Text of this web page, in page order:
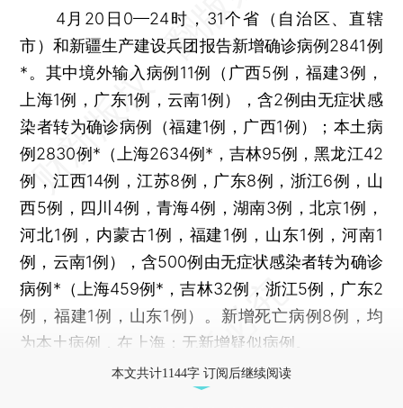
4月20日0—24时，31个省（自治区、直辖
市）和新疆生产建设兵团报告新增确诊病例2841例
*。其中境外输入病例11例（广西5例，福建3例，
上海1例，广东1例，云南1例），含2例由无症状感
染者转为确诊病例（福建1例，广西1例）；本土病
例2830例*（上海2634例*，吉林95例，黑龙江42
例，江西14例，江苏8例，广东8例，浙江6例，山
西5例，四川4例，青海4例，湖南3例，北京1例，
河北1例，内蒙古1例，福建1例，山东1例，河南1
例，云南1例），含500例由无症状感染者转为确诊
病例*（上海459例*，吉林32例，浙江5例，广东2
例，福建1例，山东1例）。新增死亡病例8例，均
为本土病例，在上海；无新增疑似病例。
本文共计1144字 订阅后继续阅读